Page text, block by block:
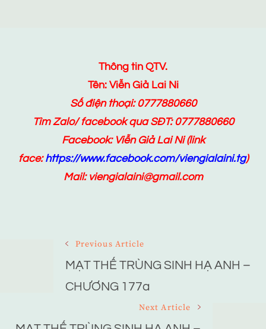
Thông tin QTV.
Tên: Viễn Giả Lai Ni
Số điện thoại: 0777880660
Tìm Zalo/ facebook qua SĐT: 0777880660
Facebook: Viễn Giả Lai Ni(link
face:https://www.facebook.com/viengialaini.tg)
Mail: viengialaini@gmail.com
Navigation
Previous Article
MẠT THẾ TRÙNG SINH HẠ ANH –
CHƯƠNG 177a
Next Article